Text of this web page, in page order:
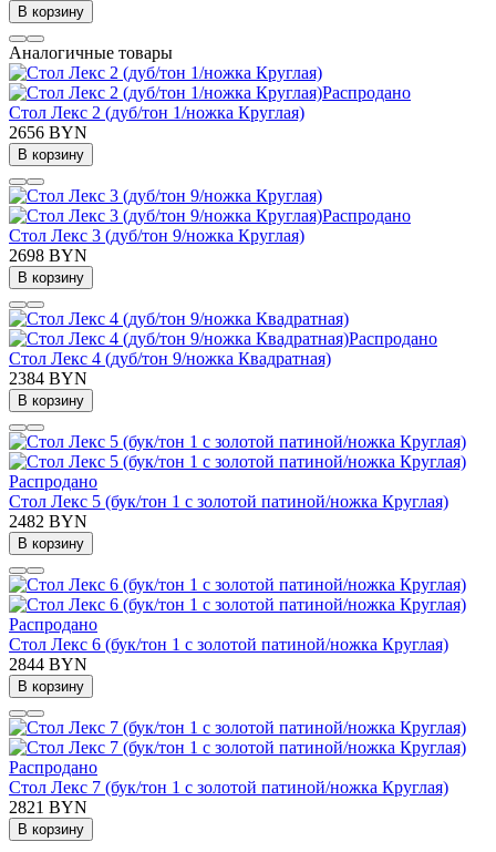
В корзину
Аналогичные товары
Распродано
Стол Лекс 2 (дуб/тон 1/ножка Круглая)
2656 BYN
В корзину
Распродано
Стол Лекс 3 (дуб/тон 9/ножка Круглая)
2698 BYN
В корзину
Распродано
Стол Лекс 4 (дуб/тон 9/ножка Квадратная)
2384 BYN
В корзину
Распродано
Стол Лекс 5 (бук/тон 1 с золотой патиной/ножка Круглая)
2482 BYN
В корзину
Распродано
Стол Лекс 6 (бук/тон 1 с золотой патиной/ножка Круглая)
2844 BYN
В корзину
Распродано
Стол Лекс 7 (бук/тон 1 с золотой патиной/ножка Круглая)
2821 BYN
В корзину